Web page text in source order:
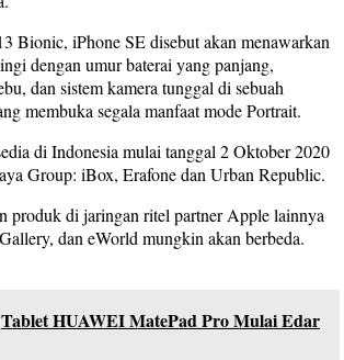
Bionic, iPhone SE disebut akan menawarkan
dengan umur baterai yang panjang,
dan sistem kamera tunggal di sebuah
membuka segala manfaat mode Portrait.
di Indonesia mulai tanggal 2 Oktober 2020
Group: iBox, Erafone dan Urban Republic.
produk di jaringan ritel partner Apple lainnya
dan eWorld mungkin akan berbeda.
Tablet HUAWEI MatePad Pro Mulai Edar